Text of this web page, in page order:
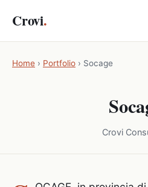
Crovi.
Home › Portfolio › Socage
Crovi